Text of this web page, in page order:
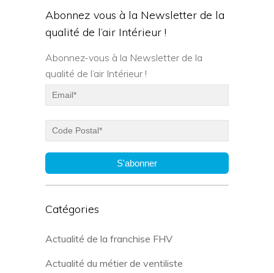
Abonnez vous à la Newsletter de la
qualité de l’air Intérieur !
Abonnez-vous à la Newsletter de la
qualité de l’air Intérieur !
S'abonner
Catégories
Actualité de la franchise FHV
Actualité du métier de ventiliste